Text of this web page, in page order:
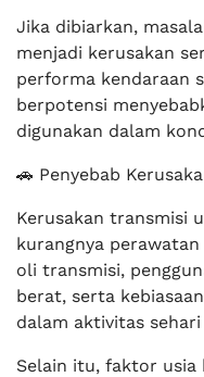
Jika dibiarkan,
menjadi kerusakan
performa kendaraan
berpotensi
digunakan dalam
🚗 Penyebab
Kerusakan transmisi
kurangnya
oli transmisi,
berat, serta
dalam aktivitas sehari
Selain itu, faktor usia